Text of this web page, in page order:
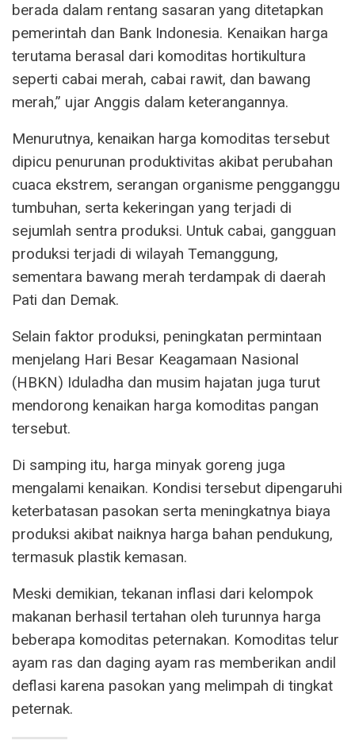
berada dalam rentang sasaran yang ditetapkan
pemerintah dan Bank Indonesia. Kenaikan harga
terutama berasal dari komoditas hortikultura
seperti cabai merah, cabai rawit, dan bawang
merah,” ujar Anggis dalam keterangannya.
Menurutnya, kenaikan harga komoditas tersebut
dipicu penurunan produktivitas akibat perubahan
cuaca ekstrem, serangan organisme pengganggu
tumbuhan, serta kekeringan yang terjadi di
sejumlah sentra produksi. Untuk cabai, gangguan
produksi terjadi di wilayah Temanggung,
sementara bawang merah terdampak di daerah
Pati dan Demak.
Selain faktor produksi, peningkatan permintaan
menjelang Hari Besar Keagamaan Nasional
(HBKN) Iduladha dan musim hajatan juga turut
mendorong kenaikan harga komoditas pangan
tersebut.
Di samping itu, harga minyak goreng juga
mengalami kenaikan. Kondisi tersebut dipengaruhi
keterbatasan pasokan serta meningkatnya biaya
produksi akibat naiknya harga bahan pendukung,
termasuk plastik kemasan.
Meski demikian, tekanan inflasi dari kelompok
makanan berhasil tertahan oleh turunnya harga
beberapa komoditas peternakan. Komoditas telur
ayam ras dan daging ayam ras memberikan andil
deflasi karena pasokan yang melimpah di tingkat
peternak.